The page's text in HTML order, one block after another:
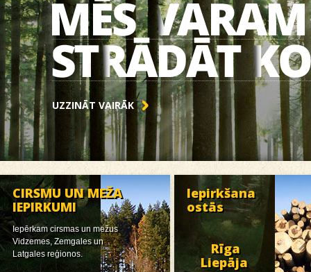
UZZINĀT VAIRĀK
CIRSMU UN MEŽA
IEPIRKUMI
Iepērkam cirsmas un mežus
Vidzemes, Zemgales un
Latgales reģionos.
Iepirkšana
ostās
Rīga
Liepāja